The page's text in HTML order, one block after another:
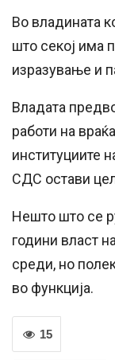
Во владината
што секој има
изразување и
Владата
работи на
институциите
СДС остави
Нешто што се
години власт
среди, но
во функција.
15